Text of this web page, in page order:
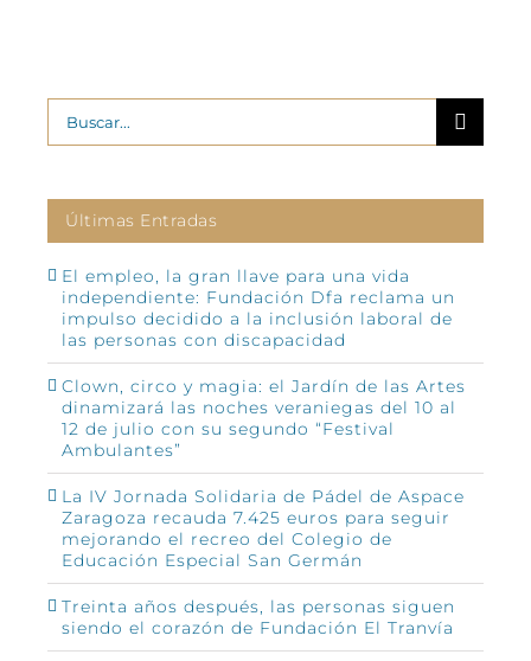
Buscar:
Últimas Entradas
El empleo, la gran llave para una vida
independiente: Fundación Dfa reclama un
impulso decidido a la inclusión laboral de
las personas con discapacidad
Clown, circo y magia: el Jardín de las Artes
dinamizará las noches veraniegas del 10 al
12 de julio con su segundo “Festival
Ambulantes”
La IV Jornada Solidaria de Pádel de Aspace
Zaragoza recauda 7.425 euros para seguir
mejorando el recreo del Colegio de
Educación Especial San Germán
Treinta años después, las personas siguen
siendo el corazón de Fundación El Tranvía